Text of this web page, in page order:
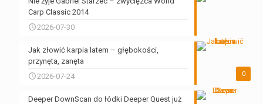
Carp Classic 2014
2026-07-30
0
Jak złowić karpia latem – głębokości,
przynęta, zanęta
2026-07-24
Deeper DownScan do łódki Deeper Quest już